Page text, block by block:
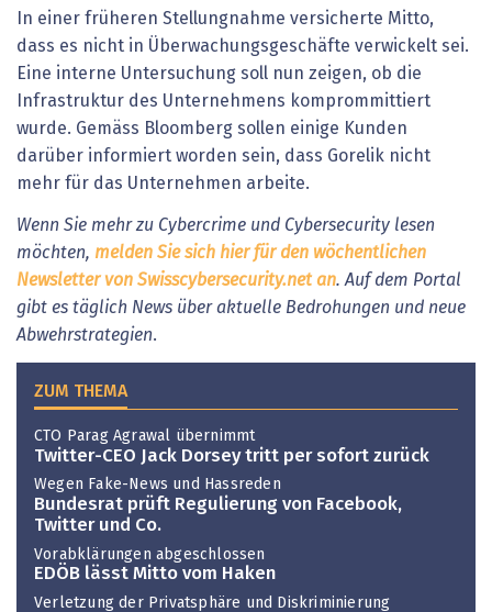
In einer früheren Stellungnahme versicherte Mitto,
dass es nicht in Überwachungsgeschäfte verwickelt sei.
Eine interne Untersuchung soll nun zeigen, ob die
Infrastruktur des Unternehmens komprommittiert
wurde. Gemäss Bloomberg sollen einige Kunden
darüber informiert worden sein, dass Gorelik nicht
mehr für das Unternehmen arbeite.
Wenn Sie mehr zu Cybercrime und Cybersecurity lesen
möchten, melden Sie sich hier für den wöchentlichen
Newsletter von Swisscybersecurity.net an. Auf dem Portal
gibt es täglich News über aktuelle Bedrohungen und neue
Abwehrstrategien.
ZUM THEMA
CTO Parag Agrawal übernimmt
Twitter-CEO Jack Dorsey tritt per sofort zurück
Wegen Fake-News und Hassreden
Bundesrat prüft Regulierung von Facebook,
Twitter und Co.
Vorabklärungen abgeschlossen
EDÖB lässt Mitto vom Haken
Verletzung der Privatsphäre und Diskriminierung